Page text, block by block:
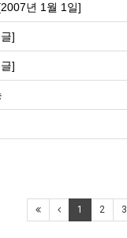
년 1월 1일]
]
]
1 2 3